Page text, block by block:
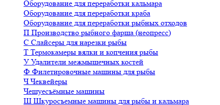
Оборудование для переработки кальмара
Оборудование для переработки краба
Оборудование для переработки рыбных отходов
П Производство рыбного фарша (неопресс)
С Слайсеры для нарезки рыбы
Т Термокамеры вялки и копчения рыбы
У Удалители межмышечных костей
Ф Филетировочные машины для рыбы
ЧЧеквейеры
Чешуесъёмные машины
Ш Шкуросъемные машины для рыбы и кальмара